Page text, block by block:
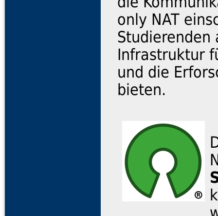
only NAT
Studierenden
Infrastruktur
und die
bieten.